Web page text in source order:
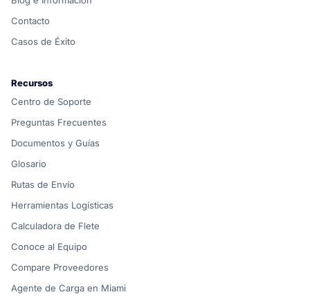
Contacto
Casos de Éxito
Recursos
Centro de Soporte
Preguntas Frecuentes
Documentos y Guías
Glosario
Rutas de Envío
Herramientas Logísticas
Calculadora de Flete
Conoce al Equipo
Compare Proveedores
Agente de Carga en Miami